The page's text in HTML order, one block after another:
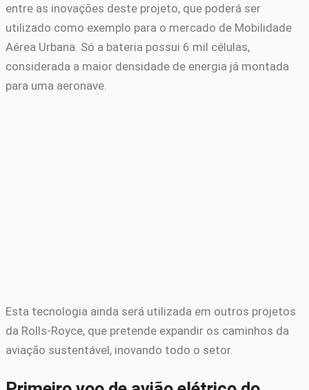
entre as inovações deste projeto, que poderá ser
utilizado como exemplo para o mercado de Mobilidade
Aérea Urbana. Só a bateria possui 6 mil células,
considerada a maior densidade de energia já montada
para uma aeronave.
Esta tecnologia ainda será utilizada em outros projetos
da Rolls-Royce, que pretende expandir os caminhos da
aviação sustentável, inovando todo o setor.